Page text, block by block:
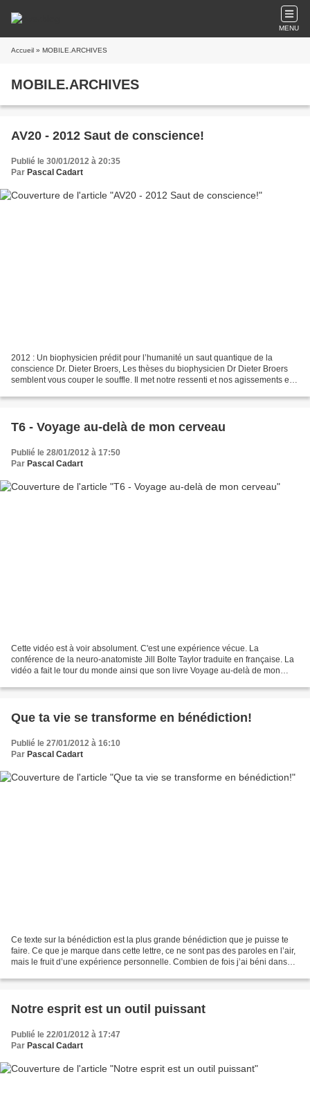
MENU
Accueil » MOBILE.ARCHIVES
MOBILE.ARCHIVES
AV20 - 2012 Saut de conscience!
Publié le 30/01/2012 à 20:35
Par Pascal Cadart
2012 : Un biophysicien prédit pour l’humanité un saut quantique de la
conscience Dr. Dieter Broers, Les thèses du biophysicien Dr Dieter Broers
semblent vous couper le souffle. Il met notre ressenti et nos agissements en
T6 - Voyage au-delà de mon cerveau
Publié le 28/01/2012 à 17:50
Par Pascal Cadart
Cette vidéo est à voir absolument. C'est une expérience vécue. La
conférence de la neuro-anatomiste Jill Bolte Taylor traduite en française. La
vidéo a fait le tour du monde ainsi que son livre Voyage au-delà de mon
Que ta vie se transforme en bénédiction!
Publié le 27/01/2012 à 16:10
Par Pascal Cadart
Ce texte sur la bénédiction est la plus grande bénédiction que je puisse te
faire. Ce que je marque dans cette lettre, ce ne sont pas des paroles en l’air,
mais le fruit d’une expérience personnelle. Combien de fois j’ai béni dans
Notre esprit est un outil puissant
Publié le 22/01/2012 à 17:47
Par Pascal Cadart